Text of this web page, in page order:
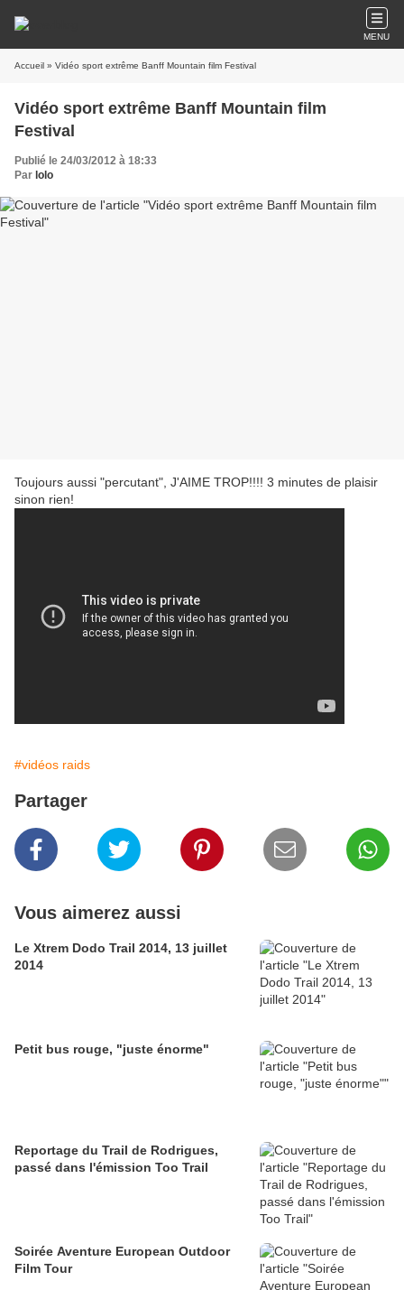
MENU
Accueil » Vidéo sport extrême Banff Mountain film Festival
Vidéo sport extrême Banff Mountain film
Festival
Publié le 24/03/2012 à 18:33
Par lolo
Toujours aussi "percutant", J'AIME TROP!!!! 3 minutes de plaisir
sinon rien!
#vidéos raids
Partager
Vous aimerez aussi
Le Xtrem Dodo Trail 2014, 13 juillet
2014
Petit bus rouge, "juste énorme"
Reportage du Trail de Rodrigues,
passé dans l'émission Too Trail
Soirée Aventure European Outdoor
Film Tour